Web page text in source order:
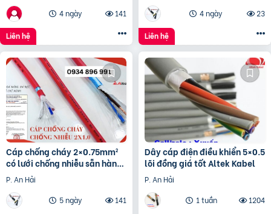
4 ngày
141
Liên hệ
4 ngày
23
Liên hệ
Cáp chống cháy 2×0.75mm²
có lưới chống nhiễu sẵn hàng
tại Đà Nẵng, Huế
P. An Hải
5 ngày
141
Dây cáp điện điều khiển 5×0.5
lõi đồng giá tốt Altek Kabel
P. An Hải
1 tuần
1204